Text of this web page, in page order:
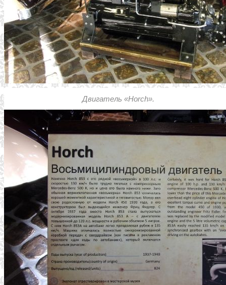
Двигатель «Horch».